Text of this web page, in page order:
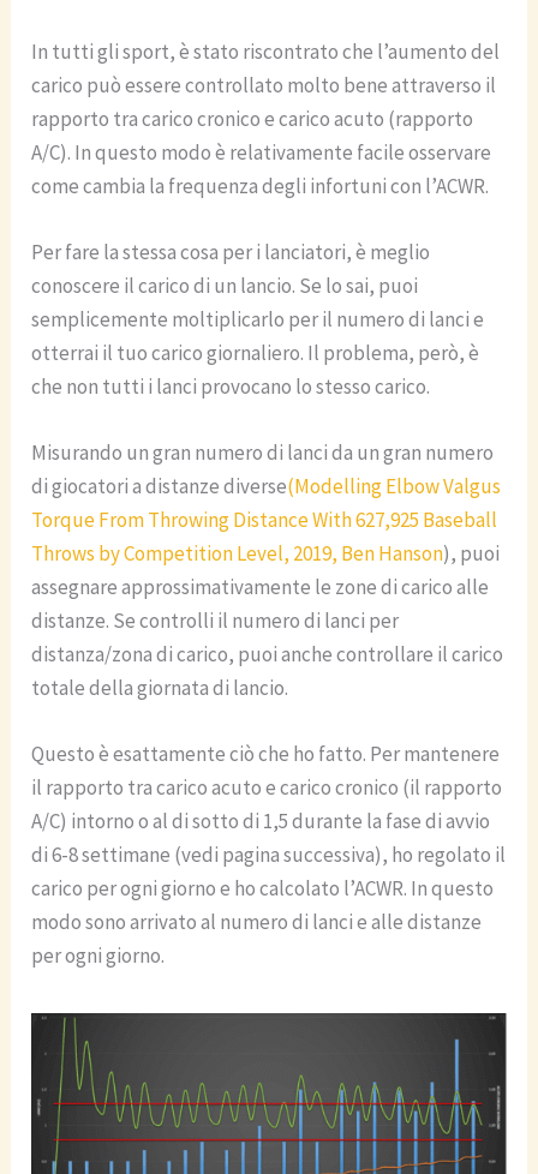
In tutti gli sport, è stato riscontrato che l’aumento del
carico può essere controllato molto bene attraverso il
rapporto tra carico cronico e carico acuto (rapporto
A/C). In questo modo è relativamente facile osservare
come cambia la frequenza degli infortuni con l’ACWR.
Per fare la stessa cosa per i lanciatori, è meglio
conoscere il carico di un lancio. Se lo sai, puoi
semplicemente moltiplicarlo per il numero di lanci e
otterrai il tuo carico giornaliero. Il problema, però, è
che non tutti i lanci provocano lo stesso carico.
Misurando un gran numero di lanci da un gran numero
di giocatori a distanze diverse(Modelling Elbow Valgus
Torque From Throwing Distance With 627,925 Baseball
Throws by Competition Level, 2019, Ben Hanson), puoi
assegnare approssimativamente le zone di carico alle
distanze. Se controlli il numero di lanci per
distanza/zona di carico, puoi anche controllare il carico
totale della giornata di lancio.
Questo è esattamente ciò che ho fatto. Per mantenere
il rapporto tra carico acuto e carico cronico (il rapporto
A/C) intorno o al di sotto di 1,5 durante la fase di avvio
di 6-8 settimane (vedi pagina successiva), ho regolato il
carico per ogni giorno e ho calcolato l’ACWR. In questo
modo sono arrivato al numero di lanci e alle distanze
per ogni giorno.